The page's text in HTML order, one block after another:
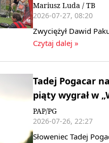
Mariusz Luda / TB
2026-07-27, 08:20
Zwyciężył Dawid
Czytaj dalej »
Tadej Pogacar
piąty wygrał w
PAP/PG
2026-07-26, 22:27
Słoweniec Tadej